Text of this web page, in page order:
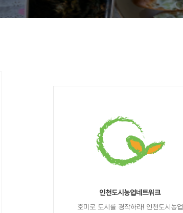
인천도시농업네트워크
호미로 도시를 경작하라! 인천도시농업